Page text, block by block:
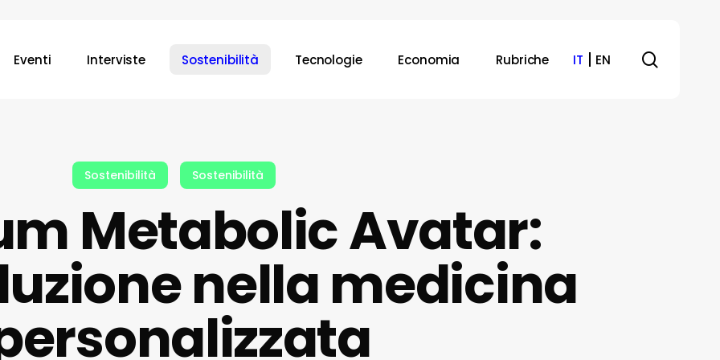
Eventi Interviste Sostenibilità Tecnologie Economia Rubriche IT EN
Sostenibilità Sostenibilità
Metabolic Avatar:
nella medicina